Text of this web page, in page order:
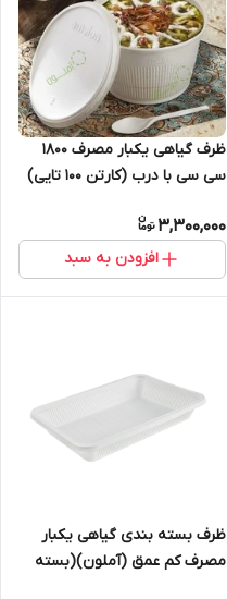
ظرف گیاهی یکبار مصرف ۱۸۰۰
سی سی با درب (کارتن ۱۰۰ تایی)
3,300,000
افزودن به سبد
ظرف بسته بندی گیاهی یکبار
مصرف کم عمق (آملون)(بسته